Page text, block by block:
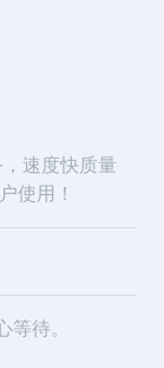
速度快质量
使用！
等待。